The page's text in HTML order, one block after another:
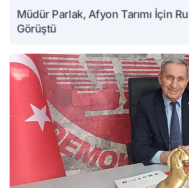
Müdür Parlak, Afyon Tarımı İçin
Görüştü